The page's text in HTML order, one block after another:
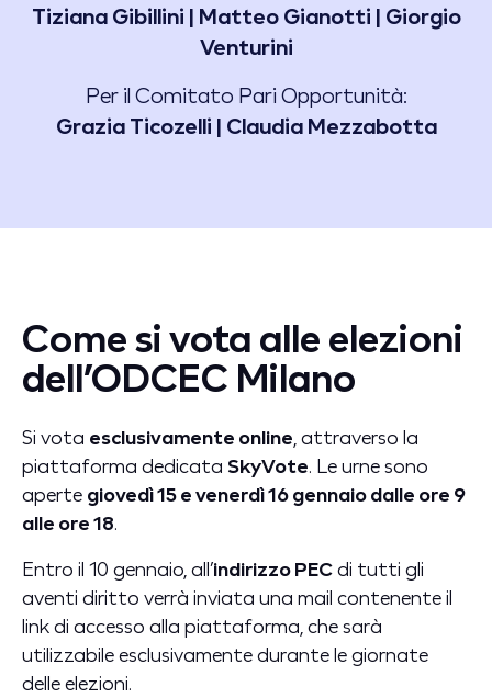
Tiziana Gibillini | Matteo Gianotti | Giorgio
Venturini
Per il Comitato Pari Opportunità:
Grazia Ticozelli | Claudia Mezzabotta
Come si vota alle elezioni
dell’ODCEC Milano
Si vota esclusivamente online, attraverso la
piattaforma dedicata SkyVote. Le urne sono
apertegiovedì 15 e venerdì 16 gennaio dalle ore 9
alle ore 18.
Entro il 10 gennaio, all’indirizzo PECdi tutti gli
aventi diritto verrà inviata una mail contenente il
link di accesso alla piattaforma, che sarà
utilizzabile esclusivamente durante le giornate
delle elezioni.